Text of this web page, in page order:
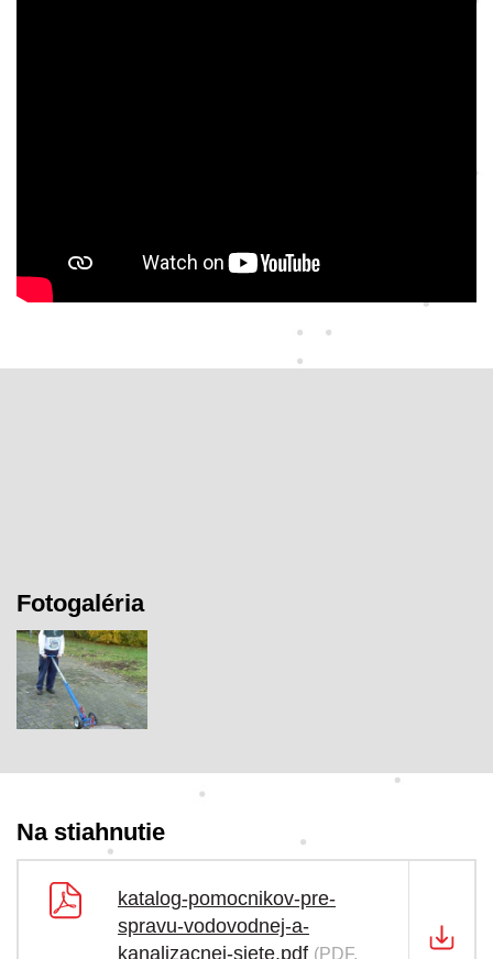
Fotogaléria
Na stiahnutie
katalog-pomocnikov-pre-
spravu-vodovodnej-a-
kanalizacnej-siete.pdf (PDF,